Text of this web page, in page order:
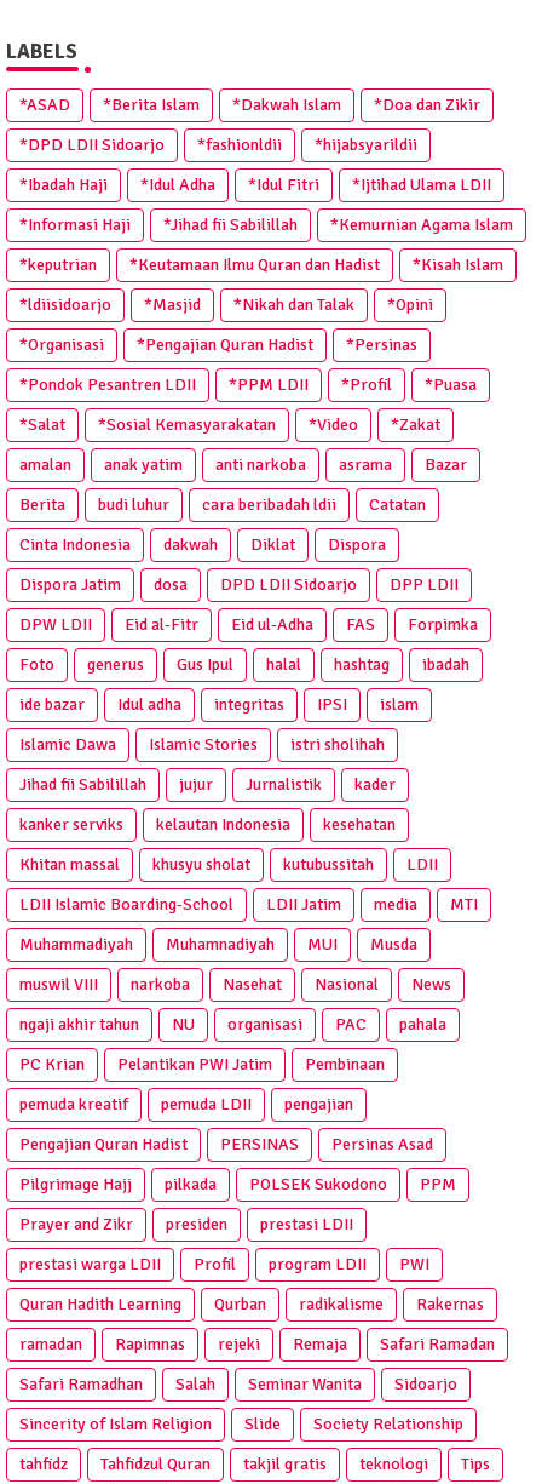
LABELS
*ASAD *Berita Islam *Dakwah Islam
*Doa dan Zikir
*DPD LDII Sidoarjo
*fashionldii
*hijabsyarildii
*Ibadah Haji
*Idul Adha *Idul Fitri
*Ijtihad Ulama LDII
*Informasi Haji
*Jihad fii Sabilillah
*Kemurnian Agama Islam
*keputrian
*Keutamaan Ilmu Quran dan Hadist
*Kisah Islam
*ldiisidoarjo
*Masjid *Nikah dan Talak
*Opini
*Organisasi
*Pengajian Quran Hadist
*Persinas
*Pondok Pesantren LDII
*PPM LDII *Profil
*Puasa
*Salat
*Sosial Kemasyarakatan *Video
*Zakat
amalan
anak yatim anti narkoba asrama
Bazar
Berita
budi luhur cara beribadah ldii
Catatan
Cinta Indonesia
dakwah Diklat
Dispora
Dispora Jatim
dosa DPD LDII Sidoarjo
DPP LDII
DPW LDII
Eid al-Fitr Eid ul-Adha FAS
Forpimka
Foto
generus Gus Ipul halal hashtag
ibadah
ide bazar
Idul adha integritas IPSI
islam
Islamic Dawa
Islamic Stories
istri sholihah
Jihad fii Sabilillah
jujur Jurnalistik
kader
kanker serviks
kelautan Indonesia
kesehatan
Khitan massal
khusyu sholat kutubussitah
LDII
LDII Islamic Boarding-School
LDII Jatim media
MTI
Muhammadiyah
Muhamnadiyah MUI
Musda
muswil VIII
narkoba Nasehat Nasional
News
ngaji akhir tahun
NU organisasi PAC
pahala
PC Krian
Pelantikan PWI Jatim
Pembinaan
pemuda kreatif
pemuda LDII
pengajian
Pengajian Quran Hadist
PERSINAS
Persinas Asad
Pilgrimage Hajj
pilkada POLSEK Sukodono
PPM
Prayer and Zikr
presiden
prestasi LDII
prestasi warga LDII
Profil program LDII
PWI
Quran Hadith Learning
Qurban radikalisme
Rakernas
ramadan
Rapimnas rejeki Remaja
Safari Ramadan
Safari Ramadhan
Salah Seminar Wanita
Sidoarjo
Sincerity of Islam Religion
Slide
Society Relationship
tahfidz
Tahfidzul Quran takjil gratis teknologi
Tips